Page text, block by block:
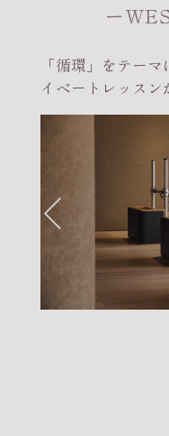
ー
「循環」をテー
イベートレッスン